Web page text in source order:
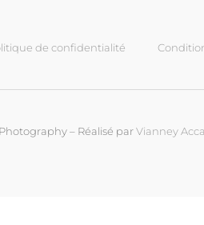
de confidentialité
– Réalisé parVianney